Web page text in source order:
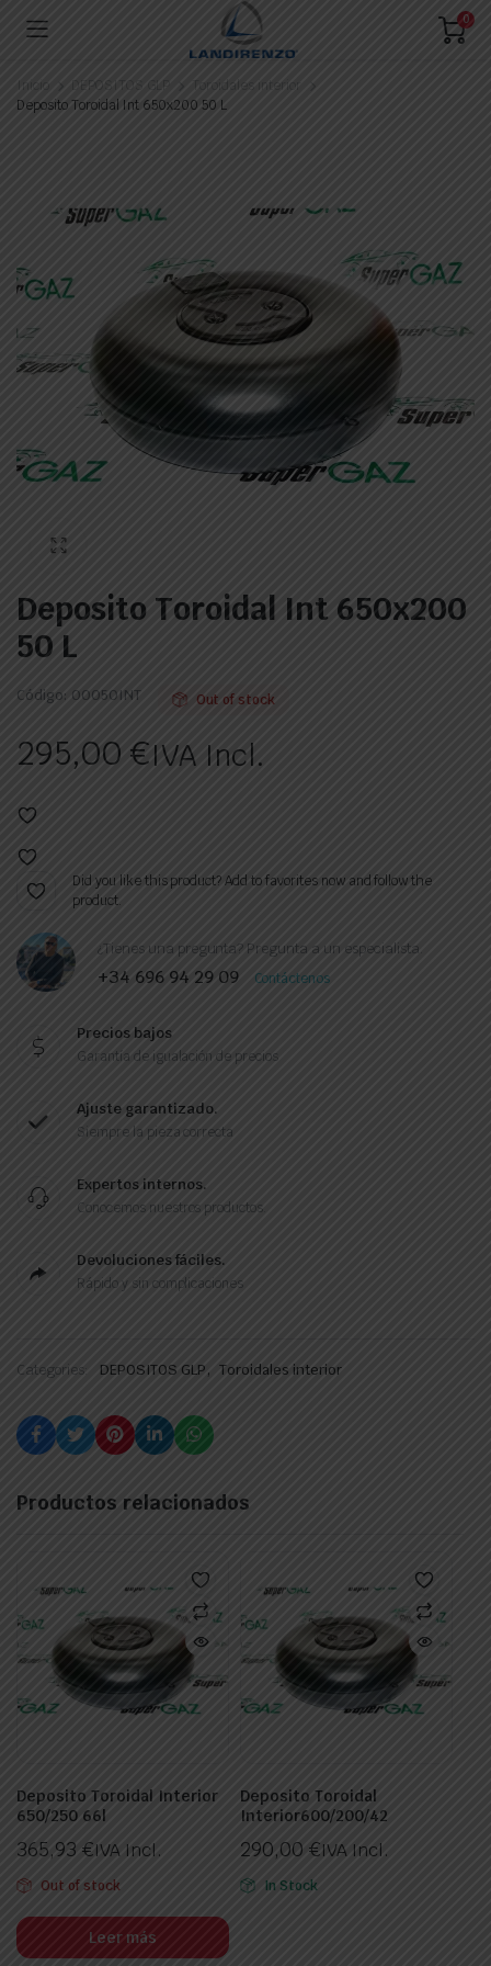
0
Inicio DEPOSITOS GLP
Toroidales interior
Deposito Toroidal Int 650x200 50 L
Deposito Toroidal Int 650x200
50 L
Código: 00050INT Out of stock
295,00€IVA Incl.
Did you like this product? Add to favorites now and follow the
product.
¿Tienes una pregunta? Pregunta a un especialista.
+34 696 94 29 09 Contáctenos
Precios bajos
Garantía de igualación de precios
Ajuste garantizado.
Siempre la pieza correcta
Expertos internos.
Conocemos nuestros productos.
Devoluciones fáciles.
Rápido y sin complicaciones
Categories: DEPOSITOS GLP, Toroidales interior
Productos relacionados
Deposito Toroidal Interior
650/250 66l
365,93 €IVA Incl.
Out of stock
Leer más
Deposito Toroidal
Interior600/200/42
290,00 €IVA Incl.
In Stock